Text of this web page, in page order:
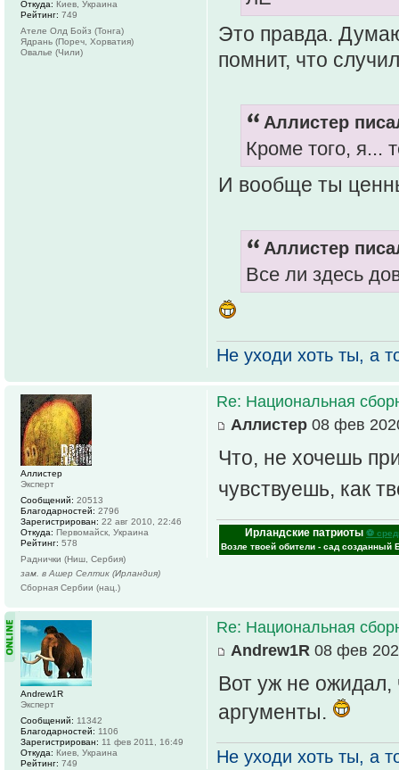
Это правда.
помнит, что
Аллистер
Кроме того, я...
И вообще ты
Аллистер
Все ли здесь
Не уходи хоть ты, а
Откуда: Киев, Украина
Рейтинг: 749
Ателе Олд Бойз (Тонга)
Ядрань (Пореч, Хорватия)
Овалье (Чили)
Re: Национальная
Аллистер 08 фев
Что, не хочешь
чувствуешь, как
Ирландские патриоты ⚽
Возле твоей обители - сад созданный
Аллистер
Эксперт
Сообщений: 20513
Благодарностей: 2796
Зарегистрирован: 22 авг 2010, 22:46
Откуда: Первомайск, Украина
Рейтинг: 578
Раднички (Ниш, Сербия)
зам. в Ашер Селтик (Ирландия)
Сборная Сербии (нац.)
Re: Национальная
Andrew1R 08 фев
Вот уж не ожидал,
аргументы.
Не уходи хоть ты, а
Andrew1R
Эксперт
Сообщений: 11342
Благодарностей: 1106
Зарегистрирован: 11 фев 2011, 16:49
Откуда: Киев, Украина
Рейтинг: 749